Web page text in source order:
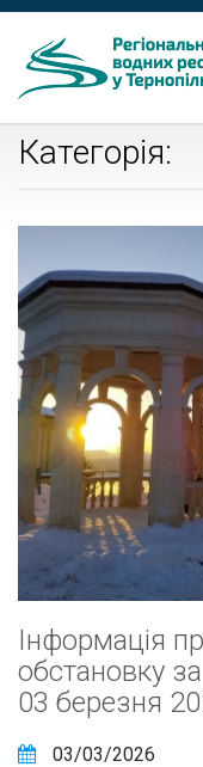
Категорія:
Інформація
обстановку
03 березня
03/03/2026